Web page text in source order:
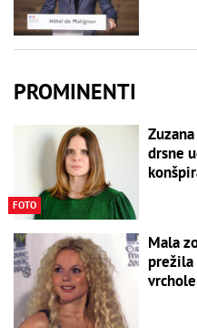
PROMINENTI
FOTO
drsne
Mala
prežila